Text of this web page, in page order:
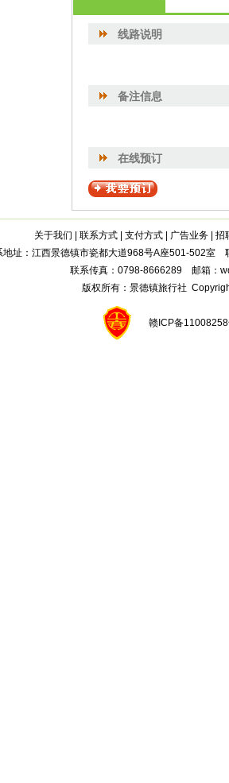
线路说明
备注信息
在线预订
关于我们 联系方式 支付方式 广告业务
招
地址：江西景德镇市瓷都大道968号A座501-502
联系传真：0798-8666289 邮箱：
版权所有： 景德镇旅行社
赣ICP备